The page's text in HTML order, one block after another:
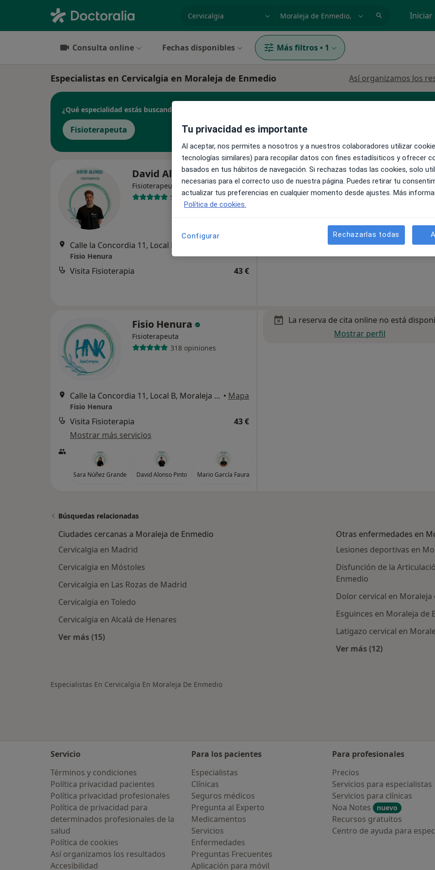
Iniciar
Consulta online Fechas disponibles Más filtros • 1
Especialistas en Cervicalgia en Moraleja de Enmedio Así organizamos los
¿Qué especialidad estás buscando?
Fisioterapeuta
David Alonso Pinto
Fisioterapeuta ·Ver más
55 opiniones
Fisio Henura
Visita Fisioterapia 43 €
La reserva de cita online no está
Pedir una cita
Fisio Henura
Fisioterapeuta
318 opiniones
Calle la Concordia 11, Local B, Moraleja de Enmedio • Mapa
Fisio Henura
Visita Fisioterapia
43 €
Mostrar más servicios
Sara Núñez Grande David Alonso Pinto Mario García Faura
La reserva de cita online no está
Mostrar perfil
Búsquedas relacionadas
Ciudades cercanas a Moraleja de Enmedio
Cervicalgia en Madrid
Cervicalgia en Móstoles
Cervicalgia en Las Rozas de Madrid
Cervicalgia en Toledo
Cervicalgia en Alcalá de Henares
Ver más (15)
Otras enfermedades en
Lesiones deportivas en
Disfunción de la
Enmedio
Dolor cervical en Moraleja
Esguinces en Moraleja de
Latigazo cervical en
Ver más (12)
Especialistas En Cervicalgia En Moraleja De Enmedio
Servicio
Términos y condiciones
Política privacidad pacientes
Política privacidad profesionales
Política de privacidad para
determinados profesionales de la
salud
Política de cookies
Así organizamos los resultados
Accesibilidad
Para los pacientes
Especialistas
Clínicas
Seguros médicos
Pregunta al Experto
Medicamentos
Servicios
Enfermedades
Preguntas Frecuentes
Aplicación para móvil
Para profesionales
Precios
Servicios para especialistas
Servicios para clínicas
Noa Notes
nuevo
Recursos gratuitos
Centro de ayuda para
Tu privacidad es importante
Al aceptar, nos permites a nosotros y a nuestros colaboradores utilizar
tecnologías similares) para recopilar datos con fines estadísiticos y ofrecer
basados en tus hábitos de navegación. Si rechazas todas las cookies, solo
necesarias para el correcto uso de nuestra página. Puedes retirar tu
actualizar tus preferencias en cualquier momento desde ajustes. Más
Política de cookies.
Configurar Rechazarlas todas